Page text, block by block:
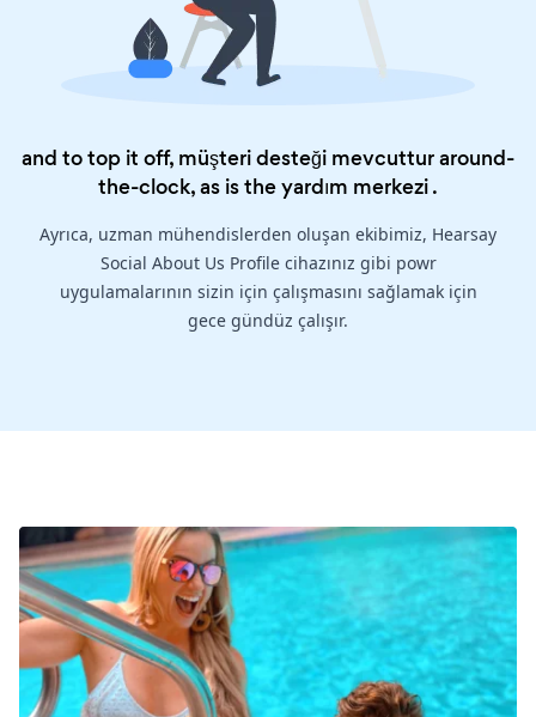
and to top it off, müşteri desteği mevcuttur around-
the-clock, as is theyardım merkezi.
Ayrıca, uzman mühendislerden oluşan ekibimiz, Hearsay
Social About Us Profile cihazınız gibi powr
uygulamalarının sizin için çalışmasını sağlamak için
gece gündüz çalışır.